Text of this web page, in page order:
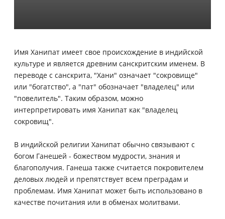
Имя Ханипат имеет свое происхождение в индийской
культуре и является древним санскритским именем. В
переводе с санскрита, "Хани" означает "сокровище"
или "богатство", а "пат" обозначает "владелец" или
"повелитель". Таким образом, можно
интерпретировать имя Ханипат как "владелец
сокровищ".
В индийской религии Ханипат обычно связывают с
богом Ганешей - божеством мудрости, знания и
благополучия. Ганеша также считается покровителем
деловых людей и препятствует всем преградам и
проблемам. Имя Ханипат может быть использовано в
качестве почитания или в обменах молитвами.